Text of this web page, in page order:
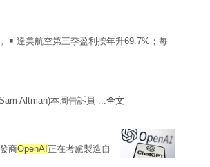
￭ 達美航空第三季盈利按年升69.7%；每
Altman)本周告訴員 ...全文
商OpenAI 正在考慮製造自